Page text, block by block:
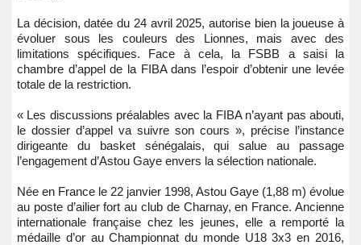
La décision, datée du 24 avril 2025, autorise bien la joueuse à
évoluer sous les couleurs des Lionnes, mais avec des
limitations spécifiques. Face à cela, la FSBB a saisi la
chambre d’appel de la FIBA dans l’espoir d’obtenir une levée
totale de la restriction.
« Les discussions préalables avec la FIBA n’ayant pas abouti,
le dossier d’appel va suivre son cours », précise l’instance
dirigeante du basket sénégalais, qui salue au passage
l’engagement d’Astou Gaye envers la sélection nationale.
Née en France le 22 janvier 1998, Astou Gaye (1,88 m) évolue
au poste d’ailier fort au club de Charnay, en France. Ancienne
internationale française chez les jeunes, elle a remporté la
médaille d’or au Championnat du monde U18 3x3 en 2016,